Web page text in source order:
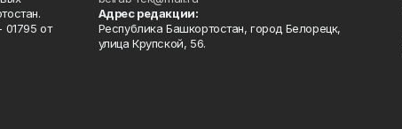
от
Адрес редакции:
Республика Башкортостан, город Белорецк,
улица Крупской, 56.